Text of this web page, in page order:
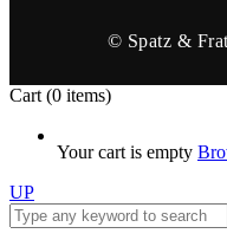
© Spatz &
Cart (0 items)
Your cart is empty
UP